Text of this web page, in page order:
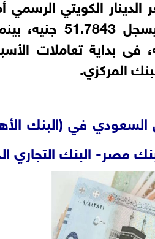
الكويتي الرسمي
سعر الشراء
المركزي.
السعودي في (البنك
مصر- البنك التجاري